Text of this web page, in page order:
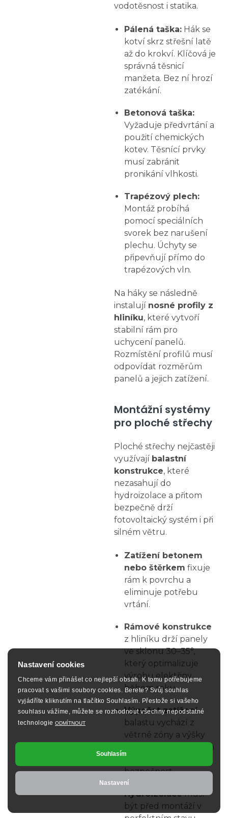
Nastavení cookies
Chceme vám přinášet co nejlepší obsah. K tomu potřebujeme
pracovat s vašimi soubory cookies. Berete? Svůj souhlas
vyjádříte kliknutím na tlačítko Souhlasím. Přestože si vašeho
souhlasu vážíme, můžete se rozhodnout všechny nepodstatné
technologie ODMÍTNOUT
Souhlasím
Nastavení
vodotěsnost i statika.
Pálená taška: Hák se
kotví skrz střešní latě
až do krokví. Klíčová je
správná těsnicí
manžeta. Bez ní hrozí
zatékání.
Betonová taška:
Vyžaduje předvrtání a
použití chemických
kotev. Těsnící prvky
musí zabránit
pronikání vlhkosti.
Trapézový plech:
Montáž probíhá
pomocí speciálních
svorek bez narušení
plechu. Úchyty se
připevňují přímo do
trapézových vln.
Na háky se následně
instalují nosné profily z
hliníku, které vytvoří
stabilní rám pro
uchycení panelů.
Rozmístění profilů musí
odpovídat rozměrům
panelů a jejich zatížení.
Montážní systémy
pro ploché střechy
Ploché střechy nejčastěji
využívají balastní
konstrukce, které
nezasahují do
hydroizolace a přitom
bezpečně drží
fotovoltaický systém i při
silném větru.
Zatížení betonem
nebo štěrkem fixuje
rám k povrchu a
eliminuje potřebu
vrtání.
Rámové konstrukce
z hliníku drží panely
ve sklonu 30–35°,
který optimalizuje
výrobu elektřiny
během roku.
Výpočet zatížení
balastu vychází z
větrné zóny a výšky
objektu. Přesný návrh
zajišťuje stabilitu a
bezpečnost.
Hydroizolacemusí
být před montáží v